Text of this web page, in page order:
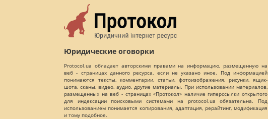
Юридические оговорки
Protocol.ua обладает авторскими правами на информацию, размещенную на
веб - страницах данного ресурса, если не указано иное. Под информацией
понимаются тексты, комментарии, статьи, фотоизображения, рисунки, ящик-
шота, сканы, видео, аудио, другие материалы. При использовании материалов,
размещенных на веб - страницах «Протокол» наличие гиперссылки открытого
для индексации поисковыми системами на protocol.ua обязательна. Под
использованием понимается копирования, адаптация, рерайтинг, модификация
и тому подобное.